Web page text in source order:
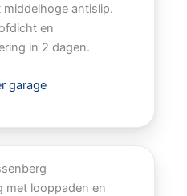
antislip.
en
in 2 dagen.
garage
met looppaden en